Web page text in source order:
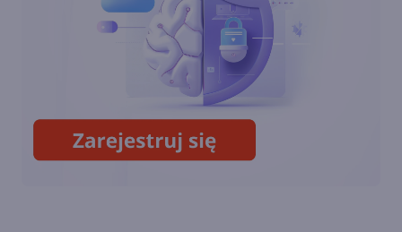
Komputer sam się wybudza z
hibernacji? Można temu
zapobiec